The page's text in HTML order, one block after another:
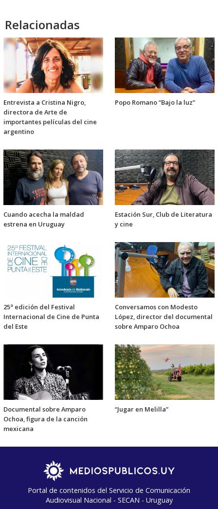
Relacionadas
Entrevista a Cristina Nigro,
directora de Arte de
importantes películas del cine
argentino
Popo Romano “Bajo la luz”
Cuando acecha la maldad
estrena en Uruguay
Estación Sur, Club de Literatura
y cine
25ª edición del Festival
Internacional de Cine de Punta
del Este
Conversamos con Modesto
López, director del documental
sobre Amparo Ochoa
Documental sobre Amparo
Ochoa, figura de la canción
mexicana
“Jugar en Melilla”
Portal de contenidos del Servicio de Comunicación
Audiovisual Nacional - SECAN - Uruguay